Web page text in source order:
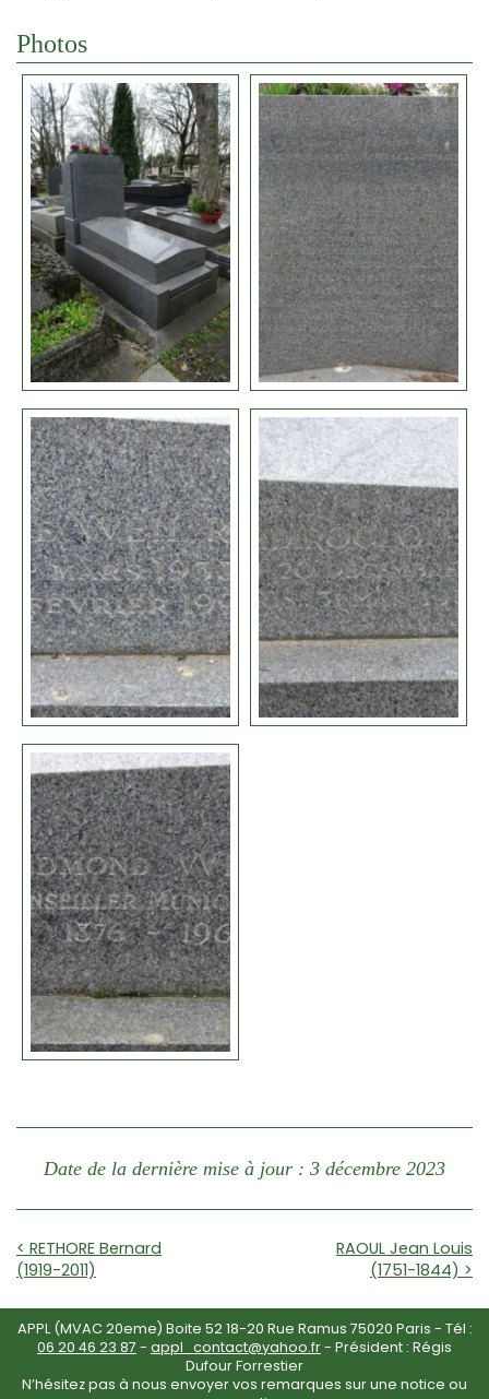
Photos
Date de la dernière mise à jour : 3 décembre 2023
< RETHORE Bernard
(1919-2011)
RAOUL Jean Louis
(1751-1844) >
APPL (MVAC 20eme) Boite 52 18-20 Rue Ramus 75020 Paris - Tél :
06 20 46 23 87 - appl_contact@yahoo.fr- Président : Régis
Dufour Forrestier
N’hésitez pas à nous envoyer vos remarques sur une notice ou